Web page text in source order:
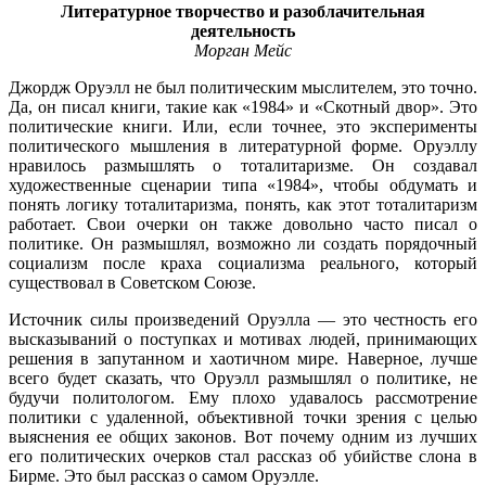
Литературное творчество и разоблачительная
деятельность
Морган Мейс
Джордж Оруэлл не был политическим мыслителем, это точно.
Да, он писал книги, такие как «1984» и «Скотный двор». Это
политические книги. Или, если точнее, это эксперименты
политического мышления в литературной форме. Оруэллу
нравилось размышлять о тоталитаризме. Он создавал
художественные сценарии типа «1984», чтобы обдумать и
понять логику тоталитаризма, понять, как этот тоталитаризм
работает. Свои очерки он также довольно часто писал о
политике. Он размышлял, возможно ли создать порядочный
социализм после краха социализма реального, который
существовал в Советском Союзе.
Источник силы произведений Оруэлла — это честность его
высказываний о поступках и мотивах людей, принимающих
решения в запутанном и хаотичном мире. Наверное, лучше
всего будет сказать, что Оруэлл размышлял о политике, не
будучи политологом. Ему плохо удавалось рассмотрение
политики с удаленной, объективной точки зрения с целью
выяснения ее общих законов. Вот почему одним из лучших
его политических очерков стал рассказ об убийстве слона в
Бирме. Это был рассказ о самом Оруэлле.